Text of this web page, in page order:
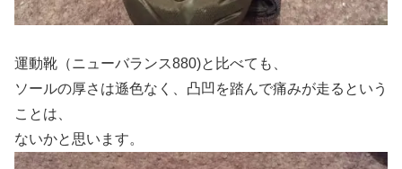
運動靴（ニューバランス880)と比べても、
ソールの厚さは遜色なく、凸凹を踏んで痛みが走るという
ことは、
ないかと思います。